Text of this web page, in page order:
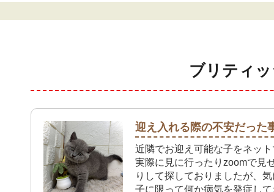
ブリティ
迎え入れる際の不安だった
近隣でお迎え可能な子をネッ
実際に見に行ったりzoomで見
りして探しておりましたが、
子に限って何か病気を発症し